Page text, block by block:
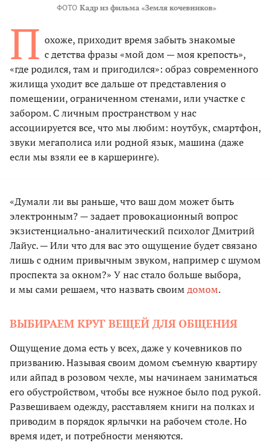
ФОТО Кадр из фильма «Земля кочевников»
П охоже, приходит время забыть знакомые
с детства фразы «мой дом — моя крепость»,
«где родился, там и пригодился»: образ современного
жилища уходит все дальше от представления о
помещении, ограниченном стенами, или участке с
забором. С личным пространством у нас
ассоциируется все, что мы любим: ноутбук, смартфон,
звуки мегаполиса или родной язык, машина (даже
если мы взяли ее в каршеринге).
«Думали ли вы раньше, что ваш дом может быть
электронным? — задает провокационный вопрос
экзистенциально-аналитический психолог Дмитрий
Лайус. — Или что для вас это ощущение будет связано
лишь с одним привычным звуком, например с шумом
проспекта за окном?» У нас стало больше выбора,
и мы сами решаем, что назвать своимдомом.
ВЫБИРАЕМ КРУГ ВЕЩЕЙ ДЛЯ ОБЩЕНИЯ
Ощущение дома есть у всех, даже у кочевников по
призванию. Называя своим домом съемную квартиру
или айпад в розовом чехле, мы начинаем заниматься
его обустройством, чтобы все нужное было под рукой.
Развешиваем одежду, расставляем книги на полках и
приводим в порядок ярлычки на рабочем столе. Но
время идет, и потребности меняются.